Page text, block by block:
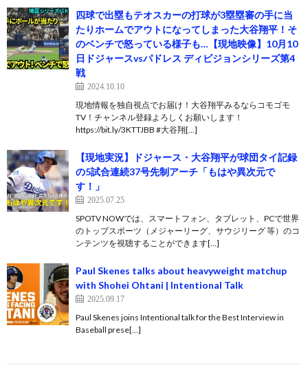
四球で出塁もテオスカーの打球が3塁塁審の手に当
たりホームでアウトになってしまった大谷翔平！そ
のベンチで怒っている様子も…【現地映像】10月10
日ドジャースvsパドレス ディビジョンシリーズ第4
戦
2024.10.10
現地情報を独自視点でお届け！大谷翔平みるならコモゴモ
TV！チャンネル登録よろしくお願いします！
https://bit.ly/3KTTJBB #大谷翔[…]
【現地実況】ドジャース・大谷翔平が球団タイ記録
の5試合連続37号先制アーチ「もはや異次元で
す！」
2025.07.25
SPOTV NOWでは、スマートフォン、タブレット、PCで世界
のトップスポーツ（メジャーリーグ、サウジリーグ 等）のコ
ンテンツを視聴することができます[…]
Paul Skenes talks about heavyweight matchup
with Shohei Ohtani | Intentional Talk
2025.09.17
Paul Skenes joins Intentional talk for the Best Interview in
Baseball prese[…]